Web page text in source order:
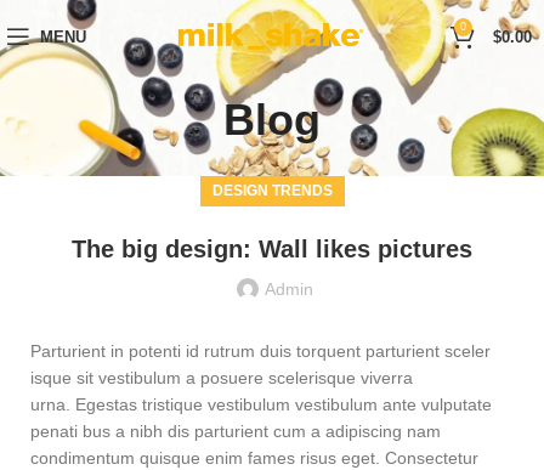
MENU
0
$0.00
Blog
DESIGN TRENDS
The big design: Wall likes pictures
Admin
Parturient in potenti id rutrum duis torquent parturient sceler
isque sit vestibulum a posuere scelerisque viverra
urna. Egestas tristique vestibulum vestibulum ante vulputate
penati bus a nibh dis parturient cum a adipiscing nam
condimentum quisque enim fames risus eget. Consectetur